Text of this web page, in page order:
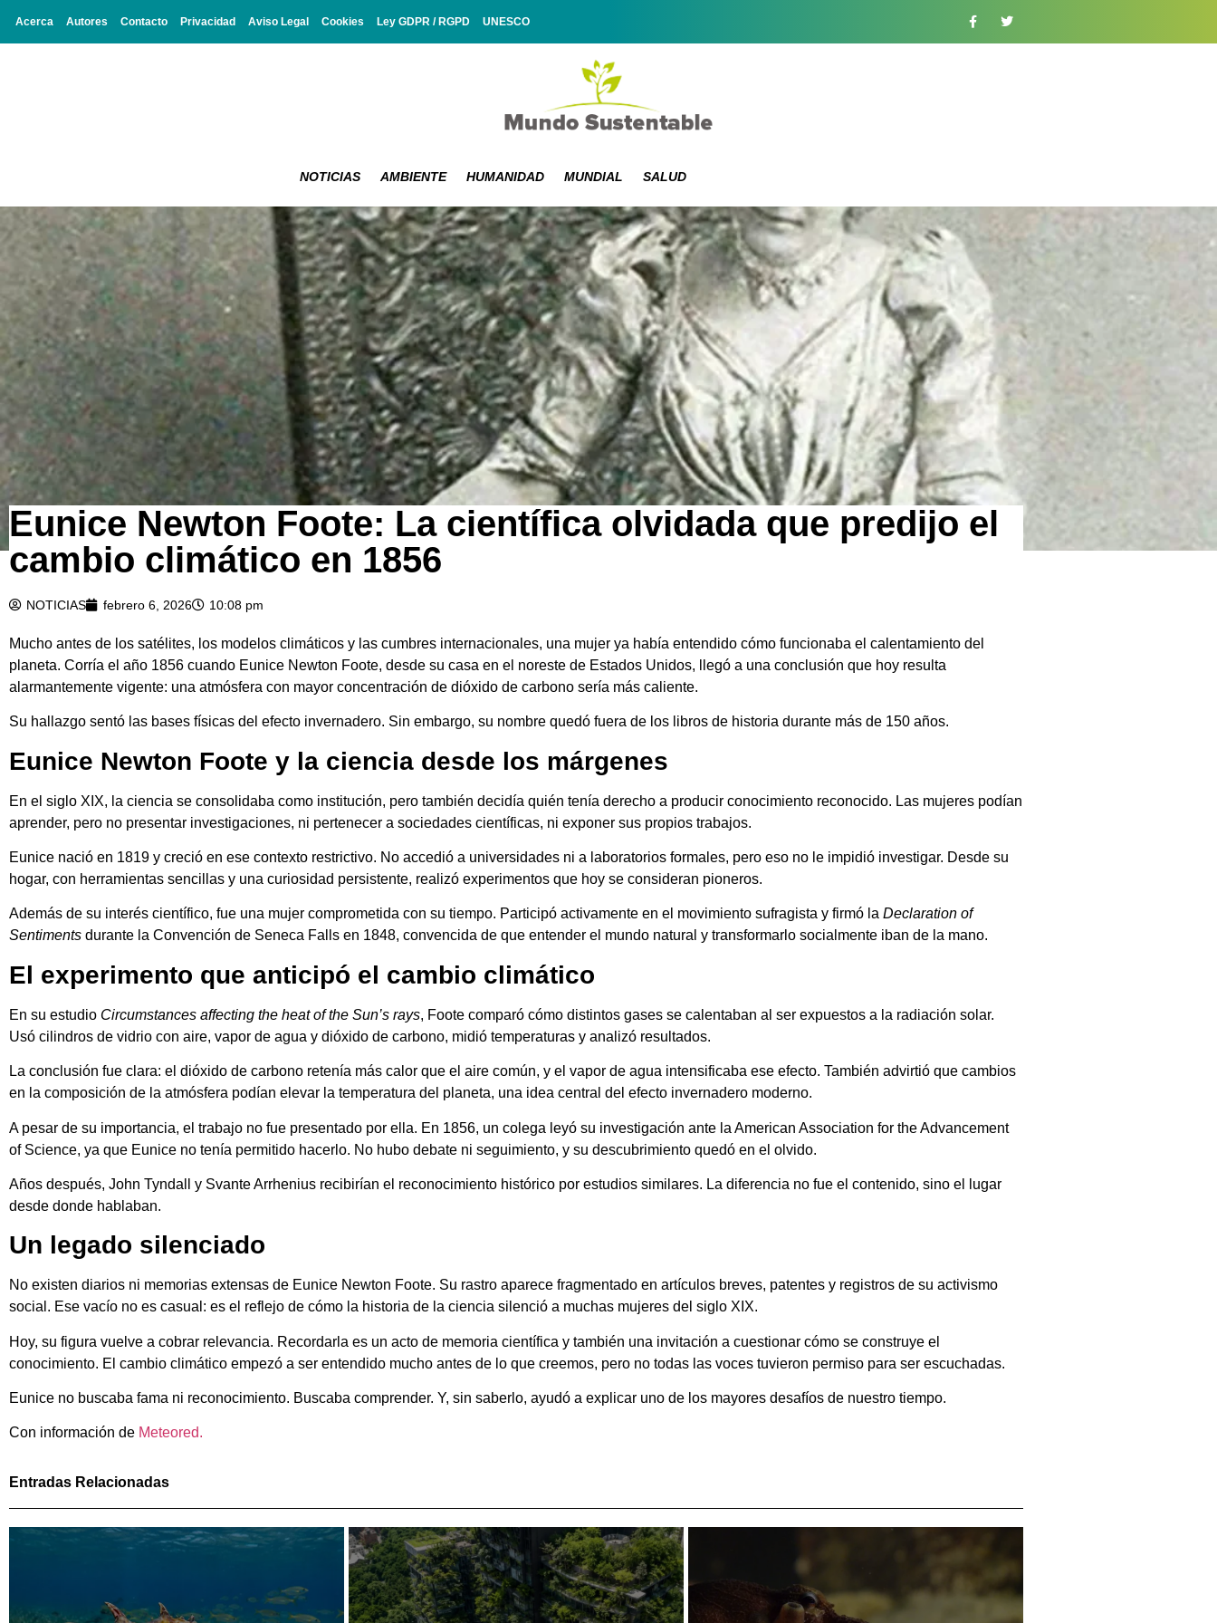
Acerca Autores Contacto Privacidad Aviso Legal Cookies Ley GDPR / RGPD UNESCO
NOTICIAS AMBIENTE HUMANIDAD MUNDIAL SALUD
Eunice Newton Foote: La científica olvidada que predijo el
cambio climático en 1856
NOTICIAS febrero 6, 2026 10:08 pm
Mucho antes de los satélites, los modelos climáticos y las cumbres internacionales, una mujer ya había entendido cómo funcionaba el calentamiento del
planeta. Corría el año 1856 cuando Eunice Newton Foote, desde su casa en el noreste de Estados Unidos, llegó a una conclusión que hoy resulta
alarmantemente vigente: una atmósfera con mayor concentración de dióxido de carbono sería más caliente.
Su hallazgo sentó las bases físicas del efecto invernadero. Sin embargo, su nombre quedó fuera de los libros de historia durante más de 150 años.
Eunice Newton Foote y la ciencia desde los márgenes
En el siglo XIX, la ciencia se consolidaba como institución, pero también decidía quién tenía derecho a producir conocimiento reconocido. Las mujeres podían
aprender, pero no presentar investigaciones, ni pertenecer a sociedades científicas, ni exponer sus propios trabajos.
Eunice nació en 1819 y creció en ese contexto restrictivo. No accedió a universidades ni a laboratorios formales, pero eso no le impidió investigar. Desde su
hogar, con herramientas sencillas y una curiosidad persistente, realizó experimentos que hoy se consideran pioneros.
Además de su interés científico, fue una mujer comprometida con su tiempo. Participó activamente en el movimiento sufragista y firmó la Declaration of
Sentiments durante la Convención de Seneca Falls en 1848, convencida de que entender el mundo natural y transformarlo socialmente iban de la mano.
El experimento que anticipó el cambio climático
En su estudio Circumstances affecting the heat of the Sun’s rays, Foote comparó cómo distintos gases se calentaban al ser expuestos a la radiación solar.
Usó cilindros de vidrio con aire, vapor de agua y dióxido de carbono, midió temperaturas y analizó resultados.
La conclusión fue clara: el dióxido de carbono retenía más calor que el aire común, y el vapor de agua intensificaba ese efecto. También advirtió que cambios
en la composición de la atmósfera podían elevar la temperatura del planeta, una idea central del efecto invernadero moderno.
A pesar de su importancia, el trabajo no fue presentado por ella. En 1856, un colega leyó su investigación ante la American Association for the Advancement
of Science, ya que Eunice no tenía permitido hacerlo. No hubo debate ni seguimiento, y su descubrimiento quedó en el olvido.
Años después, John Tyndall y Svante Arrhenius recibirían el reconocimiento histórico por estudios similares. La diferencia no fue el contenido, sino el lugar
desde donde hablaban.
Un legado silenciado
No existen diarios ni memorias extensas de Eunice Newton Foote. Su rastro aparece fragmentado en artículos breves, patentes y registros de su activismo
social. Ese vacío no es casual: es el reflejo de cómo la historia de la ciencia silenció a muchas mujeres del siglo XIX.
Hoy, su figura vuelve a cobrar relevancia. Recordarla es un acto de memoria científica y también una invitación a cuestionar cómo se construye el
conocimiento. El cambio climático empezó a ser entendido mucho antes de lo que creemos, pero no todas las voces tuvieron permiso para ser escuchadas.
Eunice no buscaba fama ni reconocimiento. Buscaba comprender. Y, sin saberlo, ayudó a explicar uno de los mayores desafíos de nuestro tiempo.
Con información de Meteored.
Entradas Relacionadas